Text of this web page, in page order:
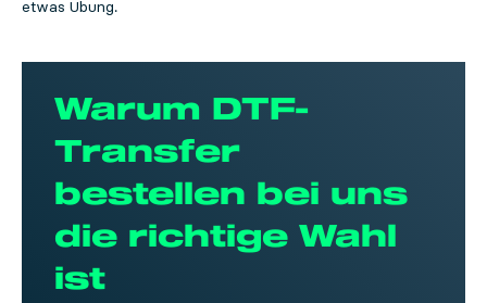
etwas Übung.
Warum DTF-
Transfer
bestellen bei uns
die richtige Wahl
ist